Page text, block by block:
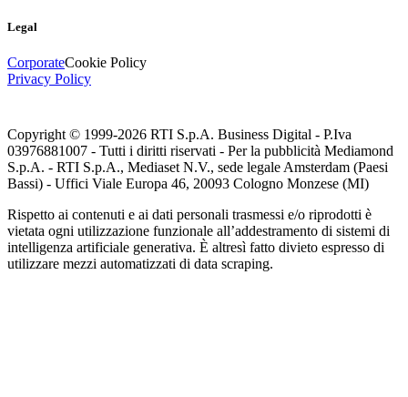
Legal
CorporateCookie Policy
Privacy Policy
Copyright © 1999-2026 RTI S.p.A. Business Digital - P.Iva
03976881007 - Tutti i diritti riservati - Per la pubblicità Mediamond
S.p.A. - RTI S.p.A., Mediaset N.V., sede legale Amsterdam (Paesi
Bassi) - Uffici Viale Europa 46, 20093 Cologno Monzese (MI)
Rispetto ai contenuti e ai dati personali trasmessi e/o riprodotti è
vietata ogni utilizzazione funzionale all’addestramento di sistemi di
intelligenza artificiale generativa. È altresì fatto divieto espresso di
utilizzare mezzi automatizzati di data scraping.